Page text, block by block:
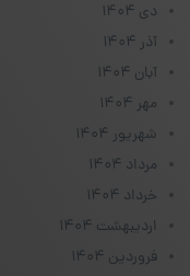
دی ۱۴۰۴
آذر ۱۴۰۴
آبان ۱۴۰۴
مهر ۱۴۰۴
شهریور ۱۴۰۴
مرداد ۱۴۰۴
خرداد ۱۴۰۴
اردیبهشت ۱۴۰۴
فروردین ۱۴۰۴